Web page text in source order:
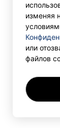
изменяя
или
файлов